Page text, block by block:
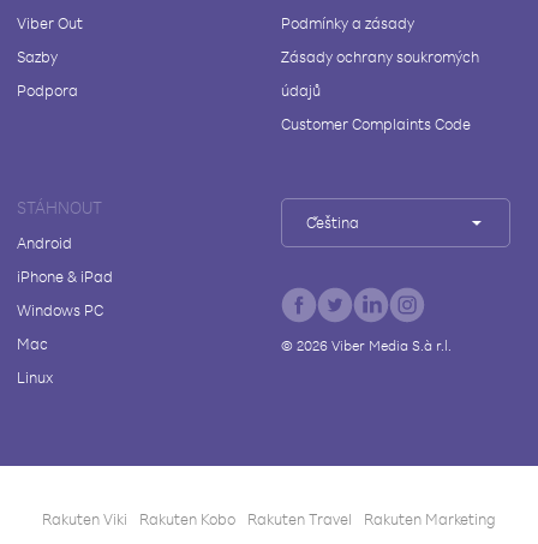
Viber Out
Sazby
Podpora
Podmínky a zásady
Zásady ochrany soukromých
údajů
Customer Complaints Code
STÁHNOUT
Android
iPhone & iPad
Windows PC
Mac
Linux
Čeština
© 2026Viber Media S.à r.l.
Rakuten Viki Rakuten Kobo Rakuten Travel Rakuten Marketing